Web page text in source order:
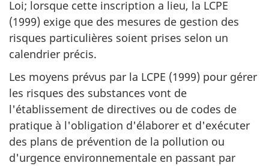
Loi; lorsque cette inscription a lieu, la LCPE
(1999) exige que des mesures de gestion des
risques particulières soient prises selon un
calendrier précis.
Les moyens prévus par la LCPE (1999) pour gérer
les risques des substances vont de
l'établissement de directives ou de codes de
pratique à l'obligation d'élaborer et d'exécuter
des plans de prévention de la pollution ou
d'urgence environnementale en passant par